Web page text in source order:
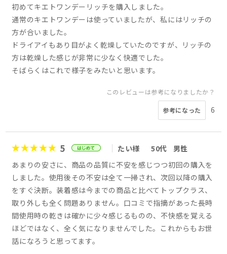
初めてキエトワンデーリッチを購入しました。
通常のキエトワンデーは使っていましたが、私にはリッチの
方が合いました。
ドライアイもあり目がよく乾燥していたのですが、リッチの
方は乾燥した感じが非常に少なく快適でした。
そばらくはこれで様子をみたいと思います。
このレビューは参考になりましたか？
参考になった 6
5 たい様 50代
男性
あまりの安さに、商品の品質に不安を感じつつ初回の購入を
しました。使用後その不安は全て一掃され、次回以降の購入
をすぐ決断。装着感は今までの商品と比べてトップクラス、
取り外しも全く問題ありません。口コミで指摘があった長時
間使用時の乾きは確かに少々感じるものの、不快感を覚える
ほどではなく、全く気になりませんでした。これからもお世
話になろうと思ってます。